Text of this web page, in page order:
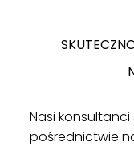
Nasi
pośrednictwie